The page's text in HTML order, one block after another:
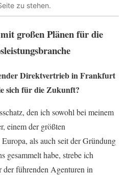
zu stehen.
großen Plänen für die
Direktvertrieb in Frankfurt
sich für die Zukunft?
den ich sowohl bei meinem
einem der größten
als auch seit der Gründung
gesammelt habe, strebe ich
der führenden Agenturen in